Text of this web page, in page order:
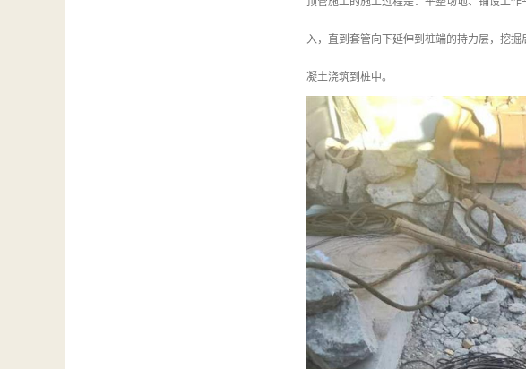
入，直到套管向下延伸到桩端的持力层，挖
凝土浇筑到桩中。